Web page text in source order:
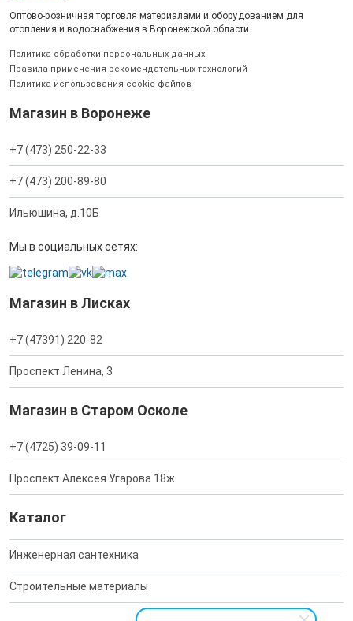
Оптово-розничная торговля материалами и оборудованием для
отопления и водоснабжения в Воронежской области.
Политика обработки персональных данных
Правила применения рекомендательных технологий
Политика использования cookie-файлов
Магазин в Воронеже
+7 (473) 250-22-33
+7 (473) 200-89-80
Ильюшина, д.10Б
Мы в социальных сетях:
Магазин в Лисках
+7 (47391) 220-82
Проспект Ленина, 3
Магазин в Старом Осколе
+7 (4725) 39-09-11
Проспект Алексея Угарова 18ж
Каталог
Инженерная сантехника
Строительные материалы